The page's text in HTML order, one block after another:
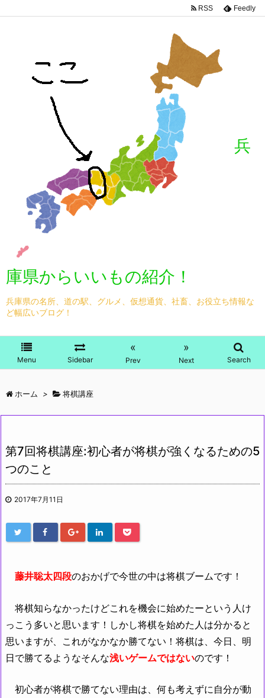
兵
庫県からいいもの紹介！
兵庫県の名所、道の駅、グルメ、仮想通貨、社畜、お役立ち情報な
ど幅広いブログ！
Menu Sidebar
«
Prev
»
Next Search
RSS Feedly
ホーム > 将棋講座
第7回将棋講座:初心者が将棋が強くなるための5
つのこと
2017年7月11日
藤井聡太四段のおかげで今世の中は将棋ブームです！
将棋知らなかったけどこれを機会に始めたーという人け
っこう多いと思います！しかし将棋を始めた人は分かると
思いますが、これがなかなか勝てない！将棋は、今日、明
日で勝てるようなそんな浅いゲームではないのです！
初心者が将棋で勝てない理由は、何も考えずに自分が動